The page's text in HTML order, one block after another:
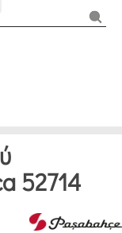
52714